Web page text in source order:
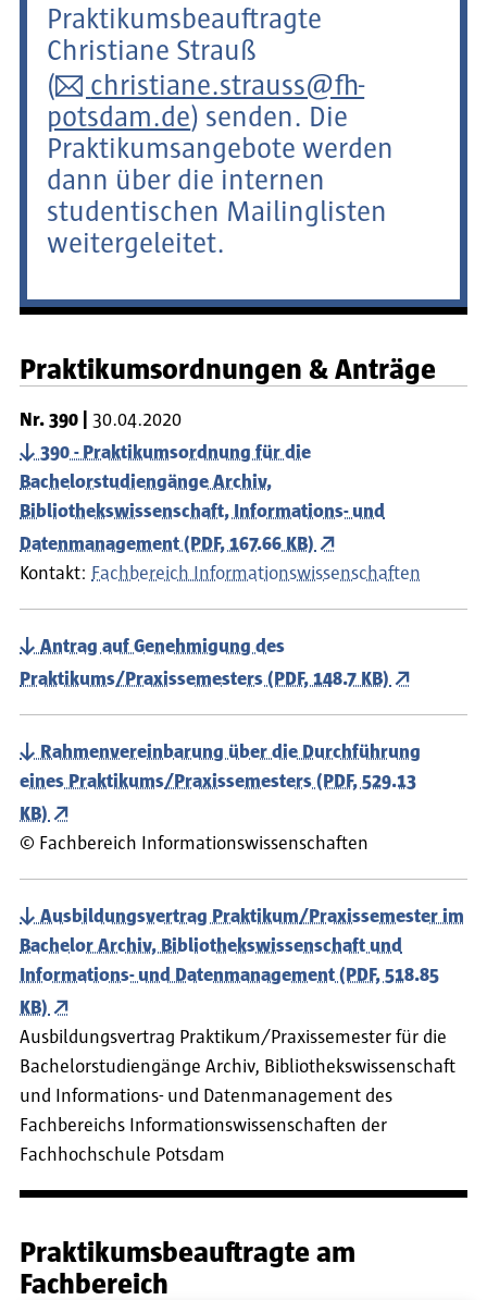
Praktikumsbeauftragte
Christiane Strauß
(
christiane.strauss@fh-
potsdam.de) senden. Die
Praktikumsangebote werden
dann über die internen
studentischen Mailinglisten
weitergeleitet.
Praktikumsordnungen & Anträge
Nr. 390
30.04.2020
390 - Praktikumsordnung für die
Bachelorstudiengänge Archiv,
Bibliothekswissenschaft, Informations- und
Datenmanagement (PDF, 167.66 KB)
Kontakt: Fachbereich Informationswissenschaften
Antrag auf Genehmigung des
Praktikums/Praxissemesters (PDF, 148.7 KB)
Rahmenvereinbarung über die Durchführung
eines Praktikums/Praxissemesters (PDF, 529.13
KB)
© Fachbereich Informationswissenschaften
Ausbildungsvertrag Praktikum/Praxissemester im
Bachelor Archiv, Bibliothekswissenschaft und
Informations- und Datenmanagement (PDF, 518.85
KB)
Ausbildungsvertrag Praktikum/Praxissemester für die
Bachelorstudiengänge Archiv, Bibliothekswissenschaft
und Informations- und Datenmanagement des
Fachbereichs Informationswissenschaften der
Fachhochschule Potsdam
Praktikumsbeauftragte am
Fachbereich